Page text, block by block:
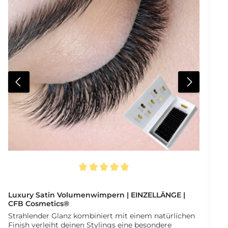
Kundin möglich Übersichtliche Fächer für
verschiedene Längen Schneller Zugriff während der
Behandlung Professioneller Studioauftritt Zwei
Größen verfügbar Varianten und Maße Kleine Fan-
BoxLänge 10,9 cmBreite 6,8 cmHöhe 1,6 cm8 Fächer
je 3 x 2,5 cm Große Fan-BoxLänge 19,5 cmBreite 10
cmHöhe 2,9 cm18 Fächer je 3 x 3 cm Lieferumfang 1 x
Fan-Box AufbewahrungsboxVariante klein oder groß
wählbar
Luxury Satin Volumenwimpern | EINZELLÄNGE |
CFB Cosmetics®
Strahlender Glanz kombiniert mit einem natürlichen
Finish verleiht deinen Stylings eine besondere